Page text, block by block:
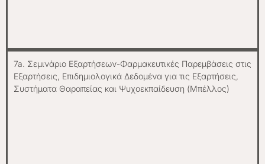
7a. Σεμινάριο Εξαρτήσεων-Φαρμακευτικές Παρεμβάσεις στις
Εξαρτήσεις, Επιδημιολογικά Δεδομένα για τις Εξαρτήσεις,
Συστήματα Θαραπείας και Ψυχοεκπαίδευση (Μπέλλος)